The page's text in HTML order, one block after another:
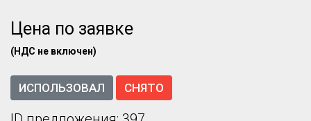
Цена по заявке
(НДС не включен)
ИСПОЛЬЗОВАЛ СНЯТО